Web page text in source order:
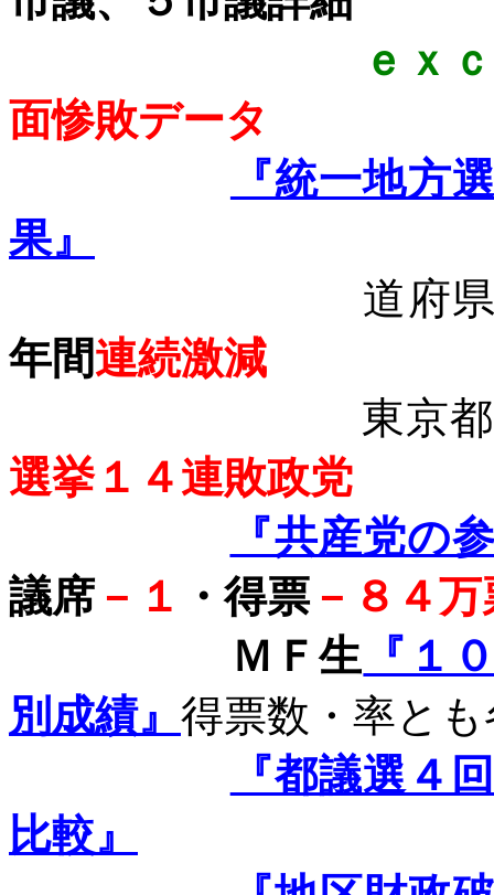
ｅｘ
面惨敗データ
『統一地方
果』
道府
年間連続激減
東京
選挙１４連敗政党
『共産党の
議席 －１ ・得票－８４万
ＭＦ生 『１
別成績』 得票数・率と
『都議選４
比較』